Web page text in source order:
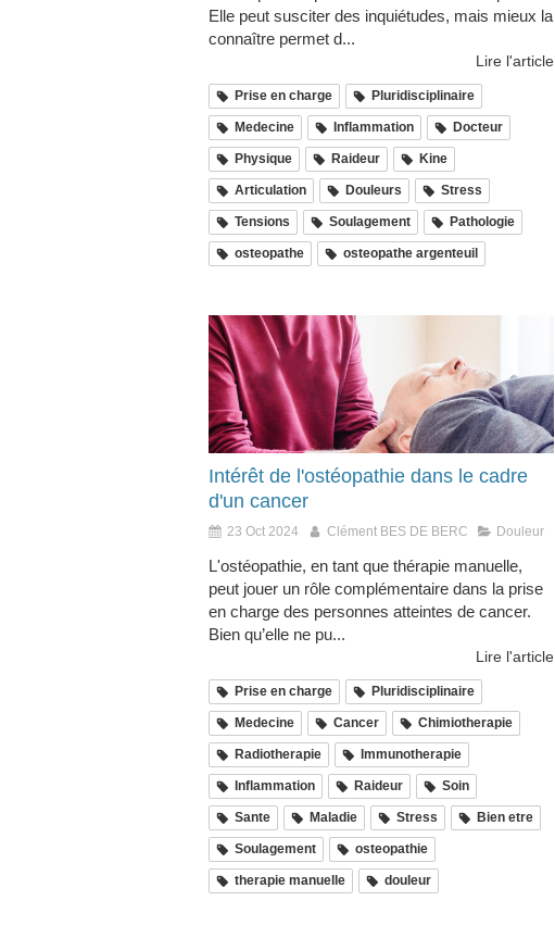
Elle peut susciter des inquiétudes, mais mieux la
connaître permet d...
Lire l'article
Prise en charge Pluridisciplinaire
Medecine Inflammation Docteur
Physique Raideur Kine
Articulation Douleurs Stress
Tensions Soulagement Pathologie
osteopathe osteopathe argenteuil
Intérêt de l'ostéopathie dans le cadre
d'un cancer
23 Oct 2024 Clément BES DE BERC Douleur
L'ostéopathie, en tant que thérapie manuelle,
peut jouer un rôle complémentaire dans la prise
en charge des personnes atteintes de cancer.
Bien qu’elle ne pu...
Lire l'article
Prise en charge Pluridisciplinaire
Medecine Cancer Chimiotherapie
Radiotherapie Immunotherapie
Inflammation Raideur Soin
Sante Maladie Stress Bien etre
Soulagement osteopathie
therapie manuelle douleur